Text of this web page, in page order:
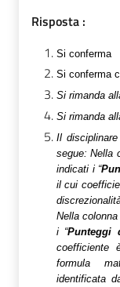
Risposta :
Si conferma
Si conferma
Si rimanda
Si rimanda
Il
segue:Nella
indicati i “
il cui
Nella
i “Punteggi
coefficiente
formula
identificata